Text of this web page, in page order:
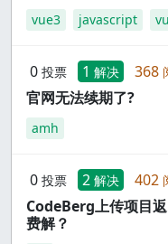
vue3 javascript
0 投票 1 解决 368
官网无法续期了?
amh
0 投票 2 解决 402
CodeBerg上传项目
费解？